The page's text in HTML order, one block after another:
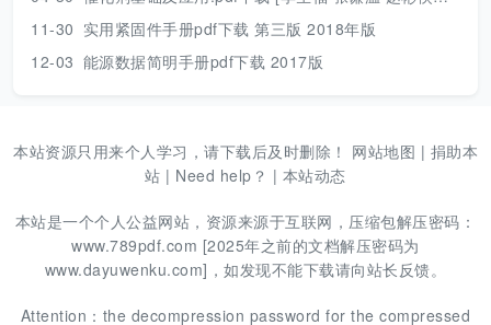
11-30 实用紧固件手册pdf下载 第三版 2018年版
12-03 能源数据简明手册pdf下载 2017版
本站资源只用来个人学习，请下载后及时删除！ 网站地图 | 捐助本
站 | Need help？ | 本站动态
本站是一个个人公益网站，资源来源于互联网，压缩包解压密码：
www.789pdf.com [2025年之前的文档解压密码为
www.dayuwenku.com]，如发现不能下载请向站长反馈。
Attention：the decompression password for the compressed